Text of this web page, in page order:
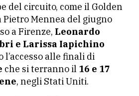
del circuito, come il Golden
Pietro Mennea del giugno
a Firenze, Leonardo
e Larissa Iapichino
alle finali di
che si terranno il 16 e 17
, negli Stati Uniti.